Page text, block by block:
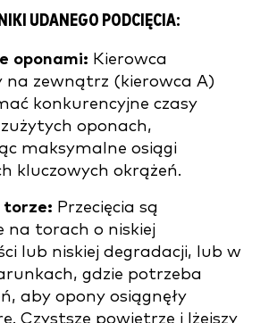
UDANEGO PODCIĘCIA:
oponami: Kierowca
na zewnątrz (kierowca A)
konkurencyjne czasy
oponach,
maksymalne osiągi
kluczowych okrążeń.
torze: Przecięcia są
na torach o niskiej
lub niskiej degradacji, lub w
gdzie potrzeba
aby opony osiągnęły
Czystsze powietrze i lżejszy